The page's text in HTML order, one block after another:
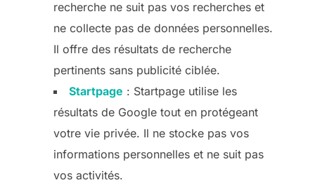
recherche ne suit pas vos recherches et
ne collecte pas de données personnelles.
Il offre des résultats de recherche
pertinents sans publicité ciblée.
Startpage : Startpage utilise les
résultats de Google tout en protégeant
votre vie privée. Il ne stocke pas vos
informations personnelles et ne suit pas
vos activités.